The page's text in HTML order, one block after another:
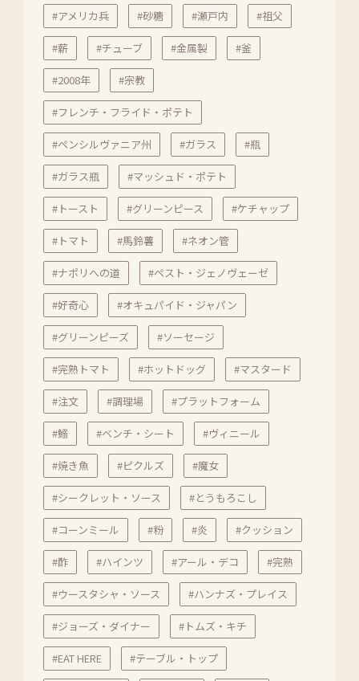
#アメリカ兵 #砂糖 #瀬戸内 #祖父
#薪 #チューブ #金属製 #釜
#2008年 #宗教
#フレンチ・フライド・ポテト
#ペンシルヴァニア州 #ガラス #瓶
#ガラス瓶 #マッシュド・ポテト
#トースト #グリーンピース #ケチャップ
#トマト #馬鈴薯 #ネオン管
#ナポリへの道 #ペスト・ジェノヴェーゼ
#好奇心 #オキュパイド・ジャパン
#グリーンピーズ #ソーセージ
#完熟トマト #ホットドッグ #マスタード
#注文 #調理場 #プラットフォーム
#鰯 #ベンチ・シート #ヴィニール
#焼き魚 #ピクルズ #魔女
#シークレット・ソース #とうもろこし
#コーンミール #粉 #炎 #クッション
#酢 #ハインツ #アール・デコ #完熟
#ウースタシャ・ソース #ハンナズ・プレイス
#ジョーズ・ダイナー #トムズ・キチ
#EAT HERE #テーブル・トップ